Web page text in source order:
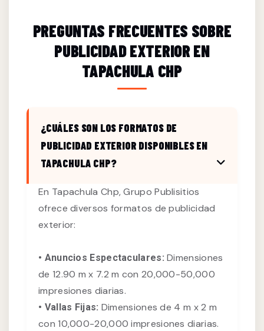
PREGUNTAS FRECUENTES SOBRE
PUBLICIDAD EXTERIOR EN
TAPACHULA CHP
¿CUÁLES SON LOS FORMATOS DE
PUBLICIDAD EXTERIOR DISPONIBLES EN
TAPACHULA CHP?
En Tapachula Chp, Grupo Publisitios
ofrece diversos formatos de publicidad
exterior:
• Anuncios Espectaculares: Dimensiones
de 12.90 m x 7.2 m con 20,000-50,000
impresiones diarias.
• Vallas Fijas: Dimensiones de 4 m x 2 m
con 10,000-20,000 impresiones diarias.